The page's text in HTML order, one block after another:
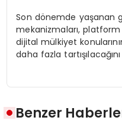
Son dönemde yaşanan
mekanizmaları, platform
dijital mülkiyet
daha fazla
Benzer